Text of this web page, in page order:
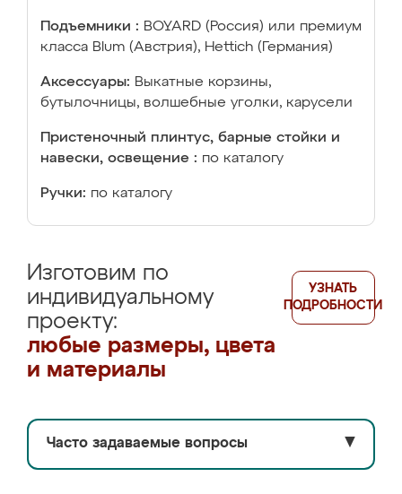
Подъемники : BOYARD (Россия) или премиум
класса Blum (Австрия), Hettich (Германия)
Аксессуары: Выкатные корзины,
бутылочницы, волшебные уголки, карусели
Пристеночный плинтус, барные стойки и
навески, освещение : по каталогу
Ручки: по каталогу
Изготовим по
индивидуальному
проекту:
любые размеры, цвета
и материалы
УЗНАТЬ
ПОДРОБНОСТИ
Часто задаваемые вопросы ▼